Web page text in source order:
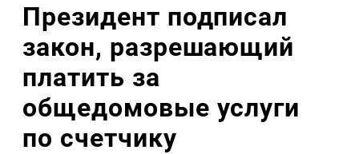
Президент подписал
закон, разрешающий
платить за
общедомовые услуги
по счетчику